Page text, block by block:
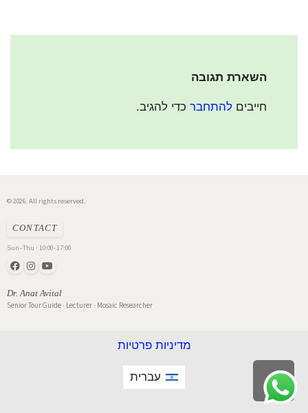
השארת תגובה
חייבים להתחבר כדי להגיב.
© 2026. All rights reserved.
CONTACT
Sun–Thu · 10:00–17:00
Dr. Anat Avital
Senior Tour Guide · Lecturer · Mosaic Researcher
גלילה
לראש
מדיניות פרטיות
עברית